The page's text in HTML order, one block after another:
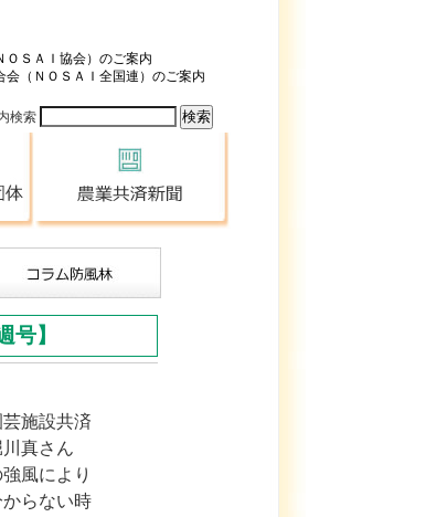
ＯＳＡＩ協会）のご案内
会（ＮＯＳＡＩ全国連）のご案内
検索
全国のＮＯＳＡＩ団体
号】
施設共済
真さん
風により
らない時